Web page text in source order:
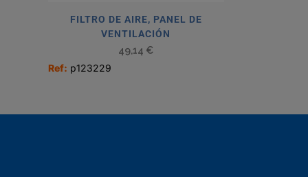
FILTRO DE AIRE, PANEL DE
VENTILACIÓN
49,14 €
Ref: p123229